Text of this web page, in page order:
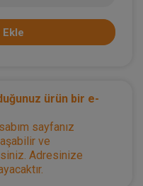
ürün bir e-
sayfanız
ve
Adresinize